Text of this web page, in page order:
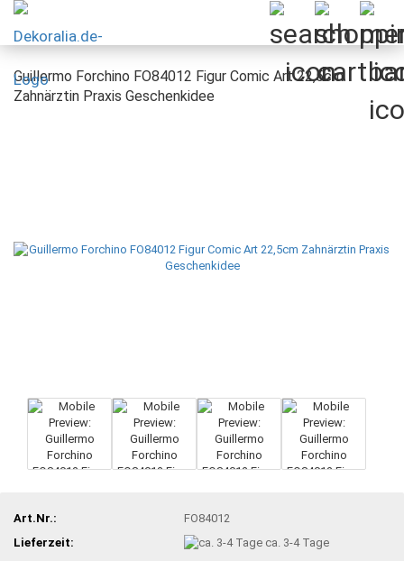
Guillermo Forchino FO84012 Figur Comic Art 22,5cm
Zahnärztin Praxis Geschenkidee
Art.Nr.:
FO84012
Lieferzeit:
ca. 3-4 Tage